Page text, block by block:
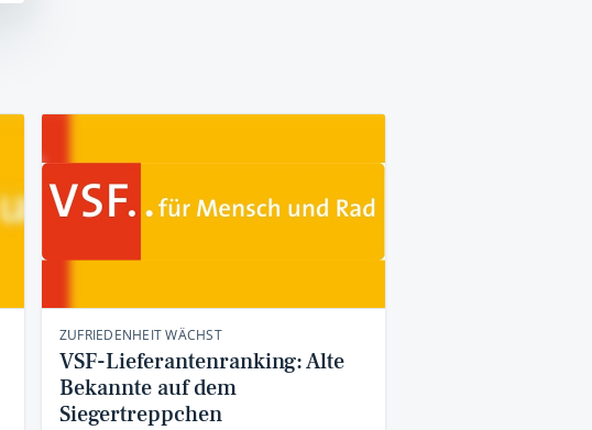
ZUFRIEDENHEIT WÄCHST
VSF-Lieferantenranking: Alte
Bekannte auf dem
Siegertreppchen